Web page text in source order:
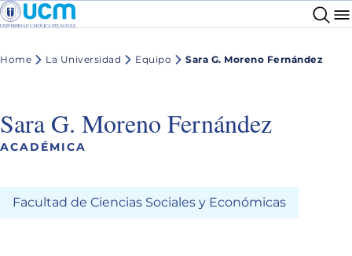
Home La Universidad Equipo Sara G. Moreno Fernández
Sara G. Moreno Fernández
ACADÉMICA
Facultad de Ciencias Sociales y Económicas